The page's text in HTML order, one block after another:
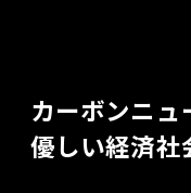
カーボンニ
優しい経済社